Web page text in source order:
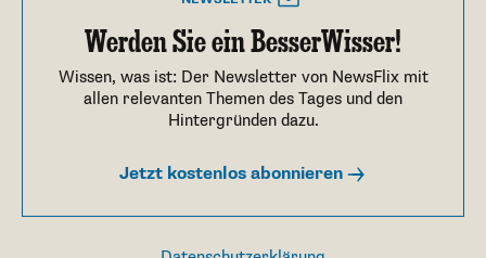
Werden Sie ein BesserWisser!
Wissen, was ist: Der Newsletter von NewsFlix mit
allen relevanten Themen des Tages und den
Hintergründen dazu.
Jetzt kostenlos abonnieren